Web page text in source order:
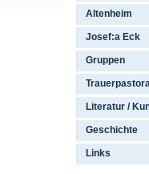
Altenheim
Josef:a Eck
Gruppen
Literatur /
Geschichte
Links